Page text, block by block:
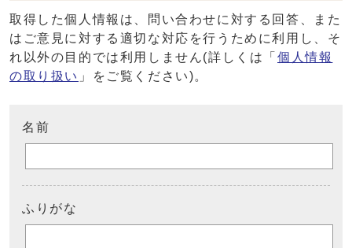
取得した個人情報は、問い合わせに対する回答、また
はご意見に対する適切な対応を行うために利用し、そ
れ以外の目的では利用しません(詳しくは「 個人情報
の取り扱い 」をご覧ください)。
名前
ふりがな